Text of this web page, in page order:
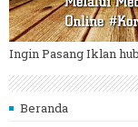
Ingin Pasang Iklan
Beranda